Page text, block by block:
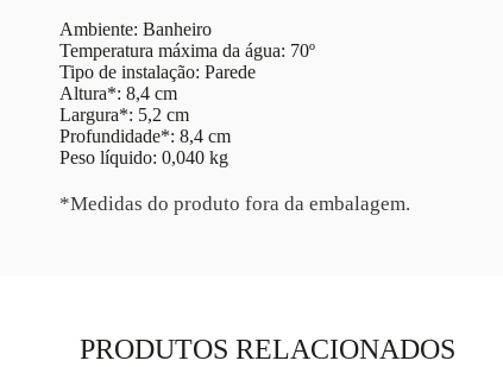
Ambiente: Banheiro
Temperatura máxima da água: 70º
Tipo de instalação: Parede
Altura*: 8,4 cm
Largura*: 5,2 cm
Profundidade*: 8,4 cm
Peso líquido: 0,040 kg
*Medidas do produto fora da embalagem.
PRODUTOS RELACIONADOS